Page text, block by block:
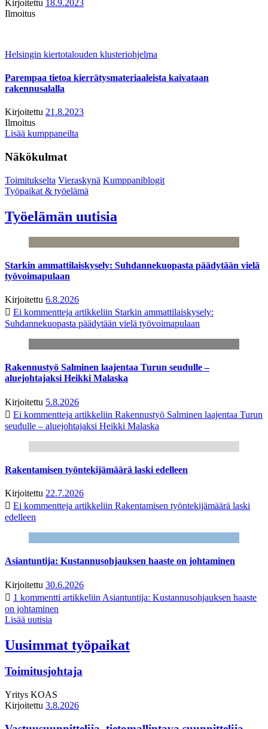
Kirjoitettu 18.9.2023
Ilmoitus
Helsingin kiertotalouden klusteriohjelma
Parempaa tietoa kierrätysmateriaaleista kaivataan
rakennusalalla
Kirjoitettu 21.8.2023
Ilmoitus
Lisää kumppaneilta
Näkökulmat
Toimitukselta Vieraskynä Kumppaniblogit
Työpaikat & työelämä
Työelämän uutisia
Starkin ammattilaiskysely: Suhdannekuopasta päädytään vielä
työvoimapulaan
Kirjoitettu 6.8.2026
Ei kommentteja artikkeliin Starkin ammattilaiskysely:
Suhdannekuopasta päädytään vielä työvoimapulaan
Rakennustyö Salminen laajentaa Turun seudulle –
aluejohtajaksi Heikki Malaska
Kirjoitettu 5.8.2026
Ei kommentteja artikkeliin Rakennustyö Salminen laajentaa Turun
seudulle – aluejohtajaksi Heikki Malaska
Rakentamisen työntekijämäärä laski edelleen
Kirjoitettu 22.7.2026
Ei kommentteja artikkeliin Rakentamisen työntekijämäärä laski
edelleen
Asiantuntija: Kustannusohjauksen haaste on johtaminen
Kirjoitettu 30.6.2026
1 kommentti artikkeliin Asiantuntija: Kustannusohjauksen haaste
on johtaminen
Lisää uutisia
Uusimmat työpaikat
Toimitusjohtaja
Yritys KOAS
Kirjoitettu 3.8.2026